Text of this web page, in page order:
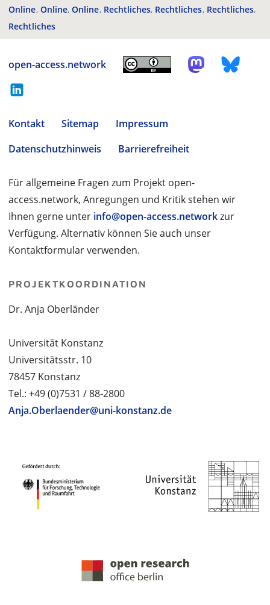
Online Online Online Rechtliches Rechtliches Rechtliches
Rechtliches
open-access.network
Kontakt Sitemap
Impressum
Datenschutzhinweis
Barrierefreiheit
Für allgemeine Fragen zum Projekt open-
access.network, Anregungen und Kritik stehen wir
Ihnen gerne unter info@open-access.networkzur
Verfügung. Alternativ können Sie auch unser
Kontaktformular verwenden.
PROJEKTKOORDINATION
Dr. Anja Oberländer
Universität Konstanz
Universitätsstr. 10
78457 Konstanz
Tel.: +49 (0)7531 / 88-2800
Anja.Oberlaender@uni-konstanz.de